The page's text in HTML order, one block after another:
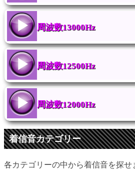
周波数13000Hz
周波数12500Hz
周波数12000Hz
着信音カテゴリー
各カテゴリーの中から着信音を探せ